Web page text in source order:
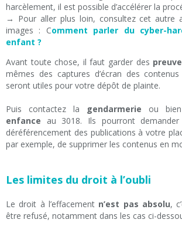
harcèlement, il est possible d’accélérer la
→ Pour aller plus loin, consultez cet autre
images : Comment parler du cyber-
enfant ?
Avant toute chose, il faut garder des
mêmes des captures d’écran des
seront utiles pour votre dépôt de plainte.
Puis contactez la gendarmerie ou
enfance au 3018. Ils pourront
déréférencement des publications à votre
par exemple, de supprimer les contenus en
Les limites du droit à l’oubli
Le droit à l’effacement n’est pas absolu,
être refusé, notamment dans les cas ci-